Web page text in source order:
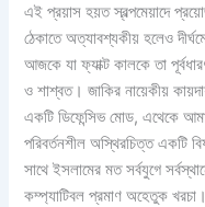
এই প্রয়াস হয়ত স্বল্পমেয়াদে
ঠেকাতে অত্যাবশ্যকীয় হলেও
আজকে যা ফ্যাক্ট কালকে তা
ও শাশ্বত। জাকির নায়েকীয়
একটি ডিফেন্সিভ মোড, এথেকে
পরিবর্তনশীল অস্থিরচিত্ত একটি
সাথে ইসলামের মত সর্বযুগে
কম্প্যাটিবল প্রমাণ অহেতুক খরচা।